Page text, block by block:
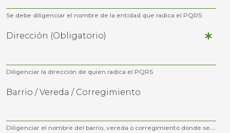
Se debe diligenciar el nombre de la entidad que radica el PQRS
Dirección (Obligatorio)
Diligenciar la dirección de quien radica el PQRS
Barrio / Vereda / Corregimiento
Diligenciar el nombre del barrio, vereda o corregimiento donde se ubica la dirección